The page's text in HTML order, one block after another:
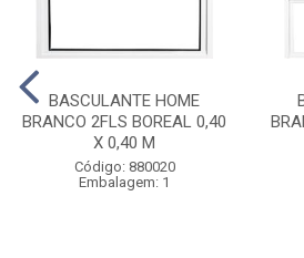
BASCULANTE HOME
BRANCO 2FLS BOREAL 0,40
X 0,40 M
Código: 880020
Embalagem: 1